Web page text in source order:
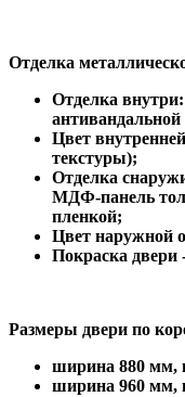
Отделка
Отделка
Цвет
текстуры);
Отделка
МДФ-панель
пленкой;
Цвет наружной
Покраска двери
Размеры двери по
ширина 880 мм,
ширина 960 мм,